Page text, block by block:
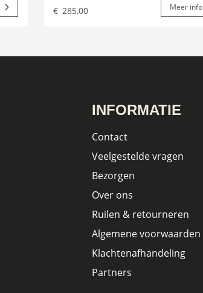
€ 285,00 Meer info
INFORMATIE
Contact
Veelgestelde vragen
Bezorgen
Over ons
Ruilen & retourneren
Algemene voorwaarden
Klachtenafhandeling
Partners